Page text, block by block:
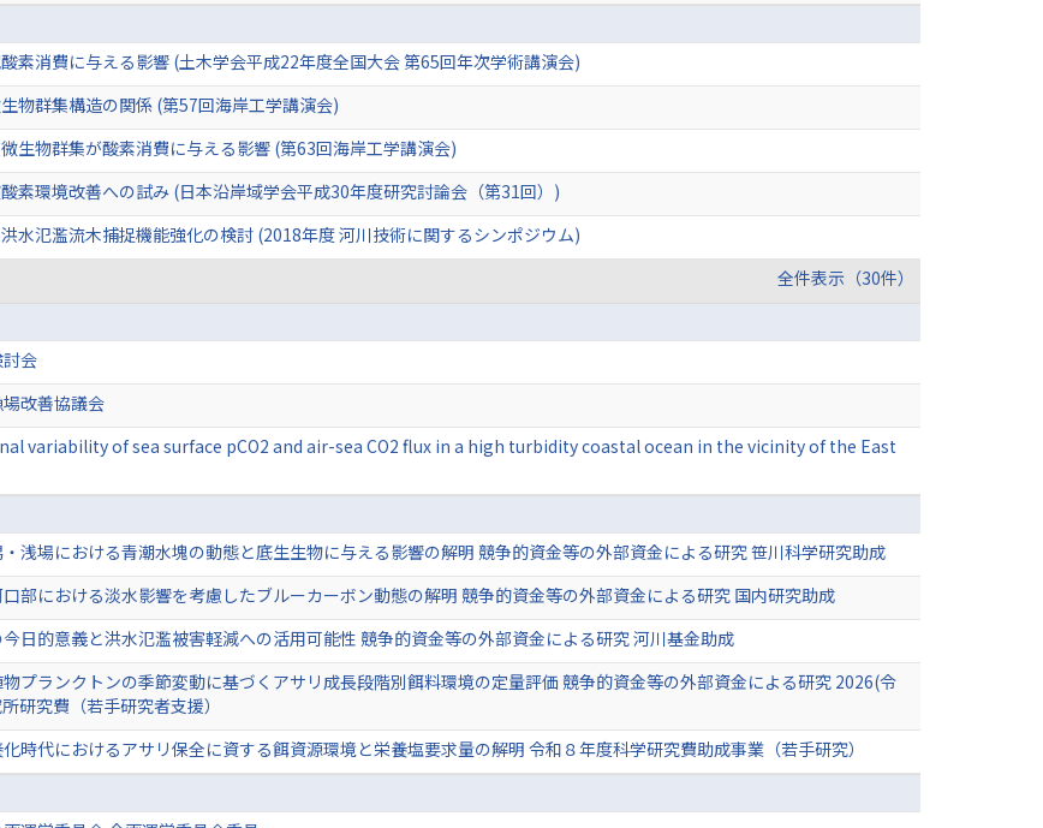
素消費に与える影響 (土木学会平成22年度全国大会 第65回年次学術講演会)
物群集構造の関係 (第57回海岸工学講演会)
生物群集が酸素消費に与える影響 (第63回海岸工学講演会)
素環境改善への試み (日本沿岸域学会平成30年度研究討論会（第31回）)
水氾濫流木捕捉機能強化の検討 (2018年度 河川技術に関するシンポジウム)
全件表示（30件）
会
改善協議会
variability of sea surface pCO2 and air-sea CO2 flux in a high turbidity coastal ocean in the vicinity of the East
浅場における青潮水塊の動態と底生生物に与える影響の解明 競争的資金等の外部資金による研究 笹川科学研究助成
部における淡水影響を考慮したブルーカーボン動態の解明 競争的資金等の外部資金による研究 国内研究助成
日的意義と洪水氾濫被害軽減への活用可能性 競争的資金等の外部資金による研究 河川基金助成
プランクトンの季節変動に基づくアサリ成長段階別餌料環境の定量評価 競争的資金等の外部資金による研究 2026(令
研究費（若手研究者支援）
時代におけるアサリ保全に資する餌資源環境と栄養塩要求量の解明 令和８年度科学研究費助成事業（若手研究）